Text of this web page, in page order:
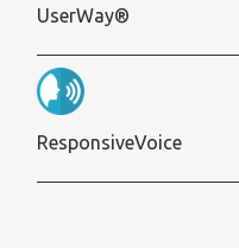
UserWay®
ResponsiveVoice